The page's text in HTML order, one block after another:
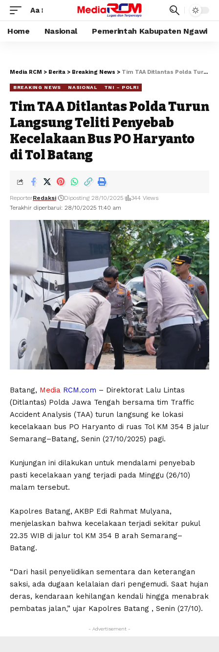
Aa
Home Nasional Pemerintah Kabupaten Ngawi
Media RCM > Berita > Breaking News > Tim TAA Ditlantas Polda Turun Langsung Teliti Penyebab Kecelakaan Bus PO Haryanto di Tol Batang
BREAKING NEWS NASIONAL TNI – POLRI
Tim TAA Ditlantas Polda Turun
Langsung Teliti Penyebab
Kecelakaan Bus PO Haryanto
di Tol Batang
Terakhir diperbarui: 28/10/2025 11:40 am
ReporterRedaksi Diposting 28/10/2025 344 Views
Batang, Media RCM.com – Direktorat Lalu Lintas
(Ditlantas) Polda Jawa Tengah bersama tim Traffic
Accident Analysis (TAA) turun langsung ke lokasi
kecelakaan bus PO Haryanto di ruas Tol KM 354 B jalur
Semarang–Batang, Senin (27/10/2025) pagi.
Kunjungan ini dilakukan untuk mendalami penyebab
pasti kecelakaan yang terjadi pada Minggu (26/10)
malam tersebut.
Kapolres Batang, AKBP Edi Rahmat Mulyana,
menjelaskan bahwa kecelakaan terjadi sekitar pukul
22.35 WIB di jalur tol KM 354 B arah Semarang–
Batang.
“Dari hasil penyelidikan sementara dan keterangan
saksi, ada dugaan kelalaian dari pengemudi. Saat hujan
deras, kendaraan kehilangan kendali hingga menabrak
pembatas jalan,” ujar Kapolres Batang , Senin (27/10).
- Advertisement -